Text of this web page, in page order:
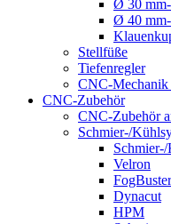
Ø 30
Ø 40
Stellfüße
Tiefenregler
CNC-Mechanik
CNC-Zubehör
CNC-Zubehör
Schmier-/
Schmier-/
Velron
FogBuster
Dynacut
HPM